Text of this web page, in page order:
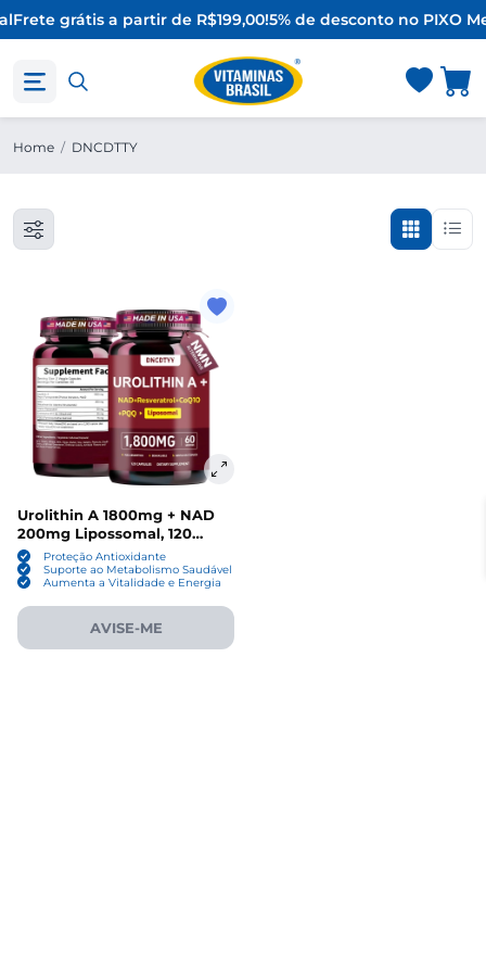
Frete grátis a partir de R$199,00!5% de desconto no PIXO
Home / DNCDTTY
Urolithin A 1800mg + NAD
200mg Lipossomal, 120
Cápsulas, DNCDTTY
Proteção Antioxidante
Suporte ao Metabolismo Saudável
Aumenta a Vitalidade e Energia
AVISE-ME